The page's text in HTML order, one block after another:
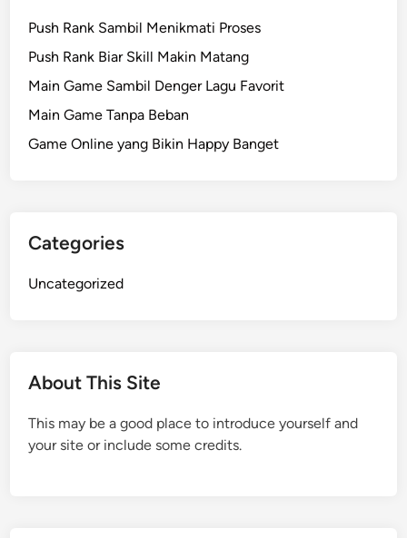
Push Rank Sambil Menikmati Proses
Push Rank Biar Skill Makin Matang
Main Game Sambil Denger Lagu Favorit
Main Game Tanpa Beban
Game Online yang Bikin Happy Banget
Categories
Uncategorized
About This Site
This may be a good place to introduce yourself and
your site or include some credits.